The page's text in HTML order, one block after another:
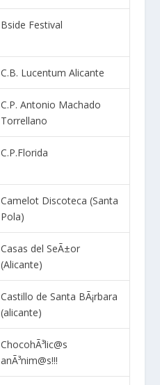
Bside Festival
C.B. Lucentum Alicante
C.P. Antonio Machado
Torrellano
C.P.Florida
Camelot Discoteca (Santa
Pola)
Casas del SeÃ±or
(Alicante)
Castillo de Santa BÃ¡rbara
(alicante)
ChocohÃ³lic@s
anÃ³nim@s!!!